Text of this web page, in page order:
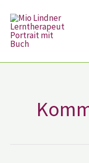
Inhalt
springen